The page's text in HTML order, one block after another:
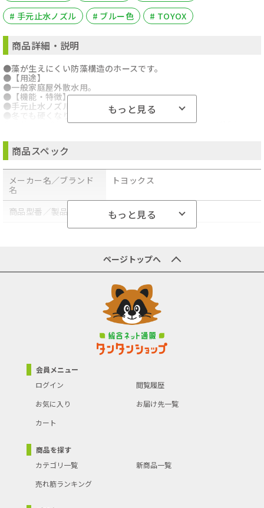
# 手元止水ノズル
# ブルー色 # TOYOX
商品詳細・説明
●藻が生えにくい防藻構造のホースです。
●【用途】
●一般家庭屋外散水用。
●【機能・特徴】
●手元止水ノズルが使用可能です。
●冬でも硬くなりにくい耐寒タイプです。
●防藻タイプなので、藻が生えにくくノズルの目づまりが減少しま
●【仕様】
●使用流体:水。
●内径15mm。
●使用圧力:0～0.7MPa(0～7kgf/cm2)。
●耐熱温度:60度。
●ホース長:10m。
●色:ブルー。
●【材質】
●PVC。
●ポリエステル糸。
●JANコード:4975196404115
●商品名:水まきホース 10M
●屋外散水用商品ですので食品・加工業務・及び一般家庭での飲
用・調理用・炊飯用の給水や洗浄用途には使用しないで下さい。
もっと見る
商品スペック
メーカー名／ブランド
名
トヨックス
商品型番／製品番号
MMH-1510
もっと見る
ページトップへ
会員メニュー
ログイン
閲覧履歴
お気に入り
お届け先一覧
カート
商品を探す
カテゴリ一覧
新商品一覧
売れ筋ランキング